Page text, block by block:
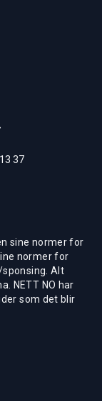
37
sine normer for
normer for
Alt
NETT NO har
som det blir